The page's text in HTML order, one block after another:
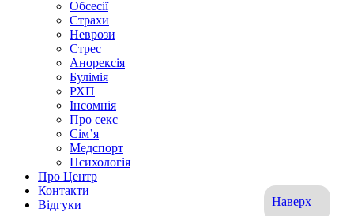
Наверх
Обсесії
Страхи
Неврози
Стрес
Анорексія
Булімія
РХП
Інсомнія
Про секс
Сім’я
Медспорт
Психологія
Про Центр
Контакти
Відгуки